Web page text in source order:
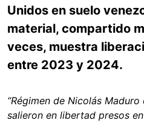
Unidos en suelo
material, compartido
veces, muestra
entre 2023 y 2024.
“Régimen de Nicolás
salieron en libertad presos